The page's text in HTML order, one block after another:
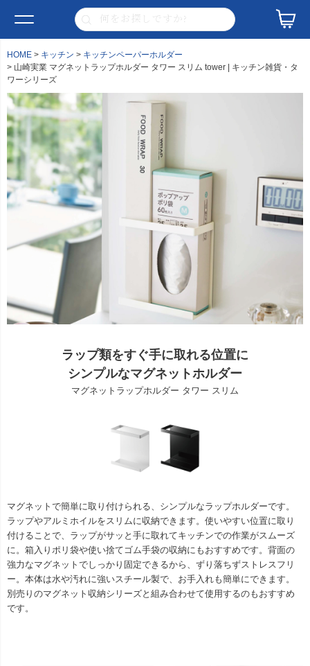
HOME キッチン
キッチンペーパーホルダー
山崎実業 マグネットラップホルダー タワー スリム tower | キッチン雑貨・タ
ワーシリーズ
ラップ類をすぐ手に取れる位置に
シンプルなマグネットホルダー
マグネットラップホルダー タワー スリム
マグネットで簡単に取り付けられる、シンプルなラップホルダーです。
ラップやアルミホイルをスリムに収納できます。使いやすい位置に取り
付けることで、ラップがサッと手に取れてキッチンでの作業がスムーズ
に。箱入りポリ袋や使い捨てゴム手袋の収納にもおすすめです。背面の
強力なマグネットでしっかり固定できるから、ずり落ちずストレスフリ
ー。本体は水や汚れに強いスチール製で、お手入れも簡単にできます。
別売りのマグネット収納シリーズと組み合わせて使用するのもおすすめ
です。